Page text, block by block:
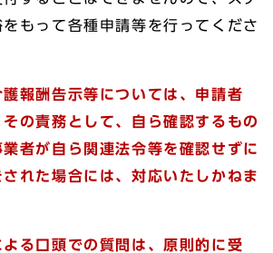
もって各種申請等を行ってくださ
報酬告示等については、申請者
その責務として、自ら確認するもの
業者が自ら関連法令等を確認せずに
れた場合には、対応いたしかねま
る口頭での質問は、原則的に受